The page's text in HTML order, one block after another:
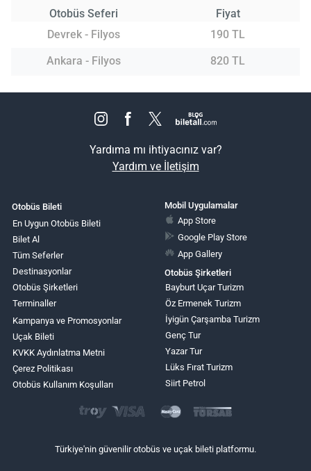
Otobüs Seferi
Fiyat
Devrek - Filyos
190 TL
Ankara - Filyos
820 TL
Yardıma mı ihtiyacınız var?
Yardım ve İletişim
Otobüs Bileti
En Uygun Otobüs Bileti
Bilet Al
Tüm Seferler
Destinasyonlar
Otobüs Şirketleri
Terminaller
Kampanya ve Promosyonlar
Uçak Bileti
KVKK Aydınlatma Metni
Çerez Politikası
Otobüs Kullanım Koşulları
Mobil Uygulamalar
App Store
Google Play Store
App Gallery
Otobüs Şirketleri
Bayburt Uçar Turizm
Öz Ermenek Turizm
İyigün Çarşamba Turizm
Genç Tur
Yazar Tur
Lüks Fırat Turizm
Siirt Petrol
Türkiye'nin güvenilir otobüs ve uçak bileti platformu.